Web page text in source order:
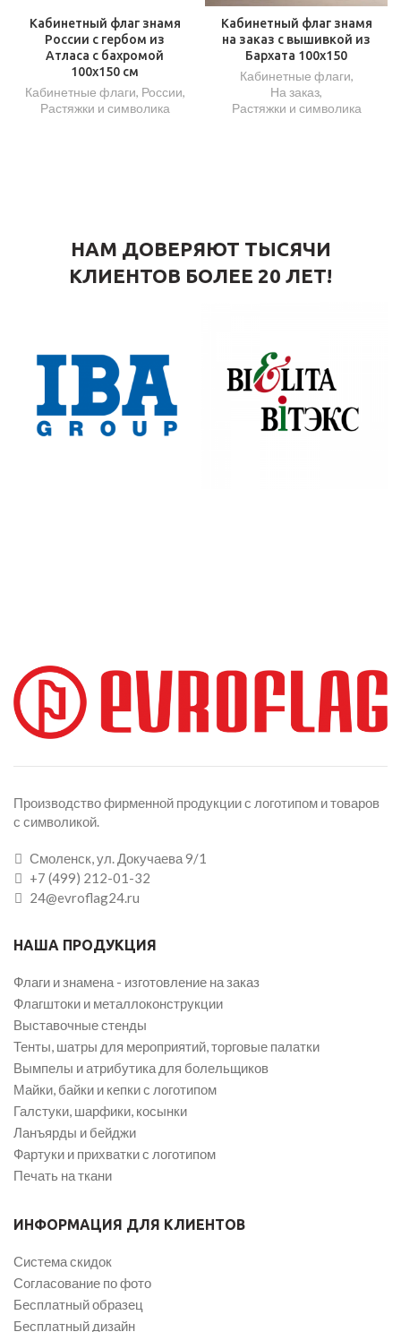
Кабинетный флаг знамя
России с гербом из
Атласа с бахромой
100х150 см
Кабинетные флаги, России,
Растяжки и символика
Кабинетный флаг знамя
на заказ с вышивкой из
Бархата 100х150
Кабинетные флаги,
На заказ,
Растяжки и символика
НАМ ДОВЕРЯЮТ ТЫСЯЧИ
КЛИЕНТОВ БОЛЕЕ 20 ЛЕТ!
Производство фирменной продукции с логотипом и товаров
с символикой.
Смоленск, ул. Докучаева 9/1
+7 (499) 212-01-32
24@evroflag24.ru
НАША ПРОДУКЦИЯ
Флаги и знамена - изготовление на заказ
Флагштоки и металлоконструкции
Выставочные стенды
Тенты, шатры для мероприятий, торговые палатки
Вымпелы и атрибутика для болельщиков
Майки, байки и кепки с логотипом
Галстуки, шарфики, косынки
Ланъярды и бейджи
Фартуки и прихватки с логотипом
Печать на ткани
ИНФОРМАЦИЯ ДЛЯ КЛИЕНТОВ
Система скидок
Согласование по фото
Бесплатный образец
Бесплатный дизайн